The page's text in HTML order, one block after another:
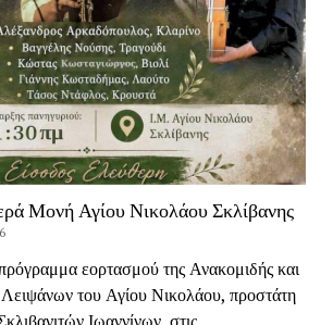
Μονή Αγίου Νικολάου Σκλίβανης
εορτασμού της Ανακομιδής και
του Αγίου Νικολάου, προστάτη